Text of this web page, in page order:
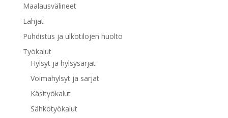
Maalausvälineet
Lahjat
Puhdistus ja ulkotilojen huolto
Työkalut
Hylsyt ja hylsysarjat
Voimahylsyt ja sarjat
Käsityökalut
Sähkötyökalut